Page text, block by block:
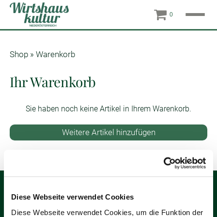
Diese Webseite verwendet Cookies
Diese Webseite verwendet Cookies, um die Funktion der
0
Shop » Warenkorb
Ihr Warenkorb
Sie haben noch keine Artikel in Ihrem Warenkorb.
Weitere Artikel hinzufügen
Verein Niederösterreichische Wirtshauskultur